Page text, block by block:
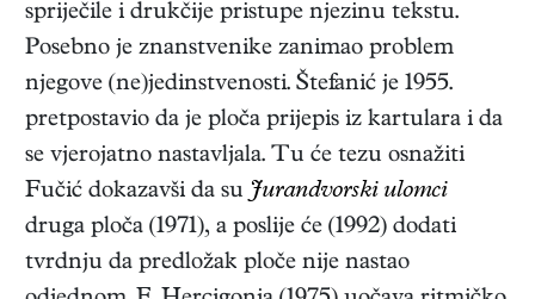
spriječile i drukčije pristupe njezinu tekstu.
Posebno je znanstvenike zanimao problem
njegove (ne)jedinstvenosti. Štefanić je 1955.
pretpostavio da je ploča prijepis iz kartulara i da
se vjerojatno nastavljala. Tu će tezu osnažiti
Fučić dokazavši da suJurandvorski ulomci
druga ploča (1971), a poslije će (1992) dodati
tvrdnju da predložak ploče nije nastao